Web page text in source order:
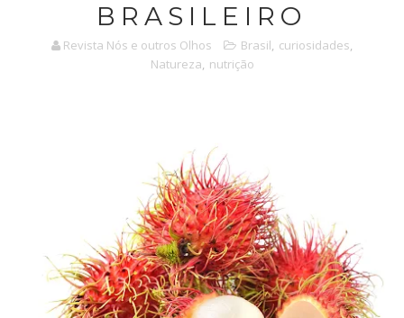
BRASILEIRO
Revista Nós e outros Olhos Brasil, curiosidades,
Natureza, nutrição